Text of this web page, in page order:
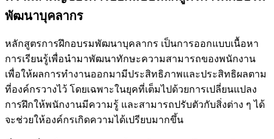
พัฒนาบุคลากร
หลักสูตรการฝึกอบรมพัฒนาบุคลากร เป็นการออกแบบเนื้อหา
การเรียนรู้เพื่อนำมาพัฒนาทักษะความสามารถของพนักงาน
เพื่อให้ผลการทำงานออกมามีประสิทธิภาพและประสิทธิผลตาม
ที่องค์กรวางไว้ โดยเฉพาะในยุคที่เต็มไปด้วยการเปลี่ยนแปลง
การฝึกให้พนักงานมีความรู้ และสามารถปรับตัวกับสิ่งต่าง ๆ ได้
จะช่วยให้องค์กรเกิดความได้เปรียบมากขึ้น